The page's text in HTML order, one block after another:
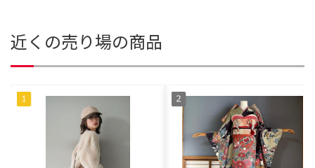
近くの売り場の商品